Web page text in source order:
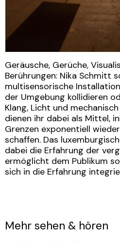
Geräusche, Gerüche,
Berührungen: Nika Schmitt
multisensorische
der Umgebung kollidieren
Klang, Licht und
dienen ihr dabei als Mittel,
Grenzen exponentiell
schaffen. Das
dabei die Erfahrung der
ermöglicht dem Publikum
sich in die Erfahrung
Mehr sehen & hören